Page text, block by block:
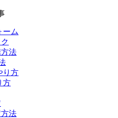
ーム
法
り方
方
法